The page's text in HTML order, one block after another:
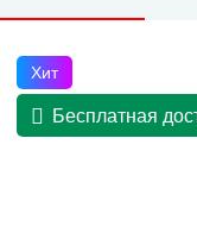
Хит
Бесплатная